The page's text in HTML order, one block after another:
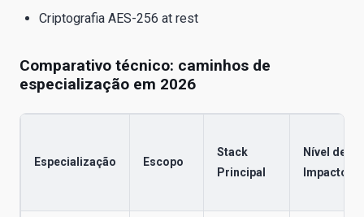
Criptografia AES-256 at rest
Comparativo técnico: caminhos de
especialização em 2026
Especialização Escopo
Stack
Principal
Nível de
Impacto